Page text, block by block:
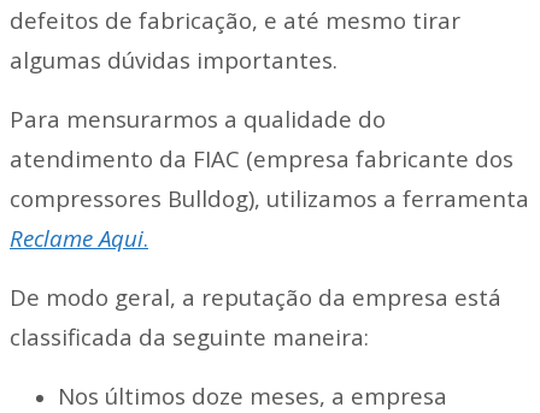
defeitos de fabricação, e até mesmo tirar
algumas dúvidas importantes.
Para mensurarmos a qualidade do
atendimento da FIAC (empresa fabricante dos
compressores Bulldog), utilizamos a ferramenta
Reclame Aqui.
De modo geral, a reputação da empresa está
classificada da seguinte maneira:
Nos últimos doze meses, a empresa